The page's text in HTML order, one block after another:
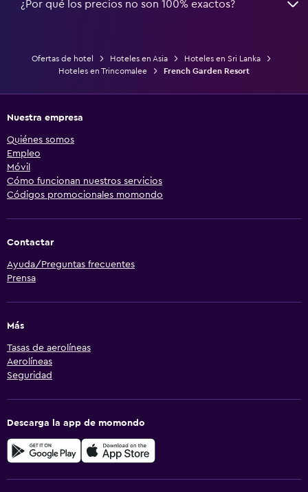
¿Por qué los precios no son 100% exactos?
Ofertas de hotel Hoteles en Asia
Hoteles en Sri Lanka
Hoteles en Trincomalee
French Garden Resort
Nuestra empresa
Quiénes somos
Empleo
Móvil
Cómo funcionan nuestros servicios
Códigos promocionales momondo
Contactar
Ayuda/Preguntas frecuentes
Prensa
Más
Tasas de aerolíneas
Aerolíneas
Seguridad
Descarga la app de momondo